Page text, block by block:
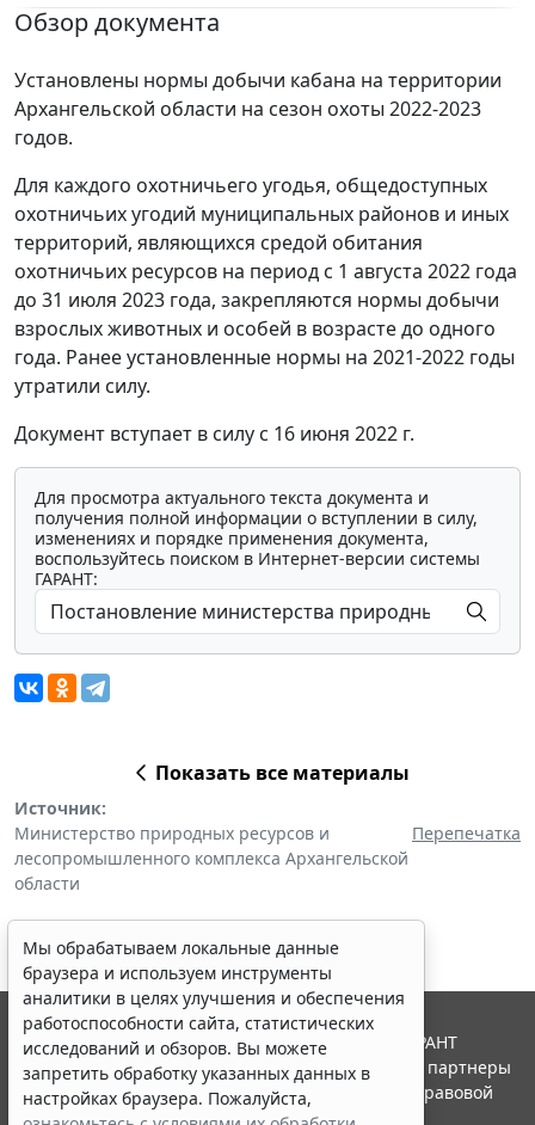
Обзор документа
Установлены нормы добычи кабана на территории
Архангельской области на сезон охоты 2022-2023
годов.
Для каждого охотничьего угодья, общедоступных
охотничьих угодий муниципальных районов и иных
территорий, являющихся средой обитания
охотничьих ресурсов на период с 1 августа 2022 года
до 31 июля 2023 года, закрепляются нормы добычи
взрослых животных и особей в возрасте до одного
года. Ранее установленные нормы на 2021-2022 годы
утратили силу.
Документ вступает в силу с 16 июня 2022 г.
Для просмотра актуального текста документа и
получения полной информации о вступлении в силу,
изменениях и порядке применения документа,
воспользуйтесь поиском в Интернет-версии системы
ГАРАНТ:
Показать все материалы
Источник:
Министерство природных ресурсов и
лесопромышленного комплекса Архангельской
области
Перепечатка
Мы обрабатываем локальные данные
браузера и используем инструменты
аналитики в целях улучшения и обеспечения
работоспособности сайта, статистических
исследований и обзоров. Вы можете
запретить обработку указанных данных в
настройках браузера. Пожалуйста,
© ООО "НПП "ГАРАНТ-СЕРВИС", 2026. Система ГАРАНТ
выпускается с 1990 года. Компания "Гарант" и ее партнеры
являются участниками Российской ассоциации правовой
информации ГАРАНТ.